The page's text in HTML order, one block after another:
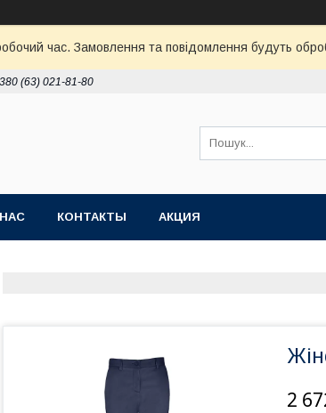
час. Замовлення та повідомлення будуть
(63) 021-81-80
КОНТАКТЫ АКЦИЯ
2